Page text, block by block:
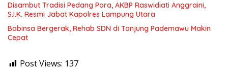
Disambut Tradisi Pedang Pora, AKBP Raswidiati Anggraini,
S.I.K. Resmi Jabat Kapolres Lampung Utara
Babinsa Bergerak, Rehab SDN di Tanjung Pademawu Makin
Cepat
Post Views: 137